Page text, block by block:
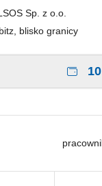
Sp. z o.o.
blisko granicy